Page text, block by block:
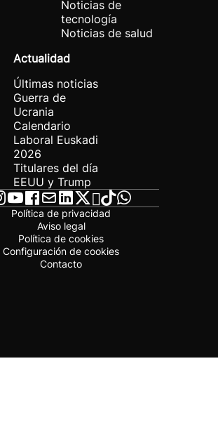
Noticias de
tecnología
Noticias de salud
Actualidad
Últimas noticias
Guerra de
Ucrania
Calendario
Laboral Euskadi
2026
Titulares del día
EEUU y Trump
Política de privacidad
Aviso legal
Política de cookies
Configuración de cookies
Contacto